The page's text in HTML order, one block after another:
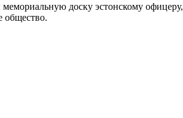
доску эстонскому офицеру,
общество.